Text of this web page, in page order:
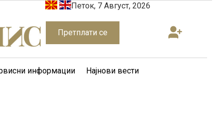
Петок, 7 Август, 2026
Претплати се
информации Најнови вести